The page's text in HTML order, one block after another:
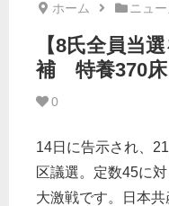
ホーム ニュー
【8氏全員当
補 特養370床
0
14日に告示され、
区議選。定数45に
大激戦です。日本